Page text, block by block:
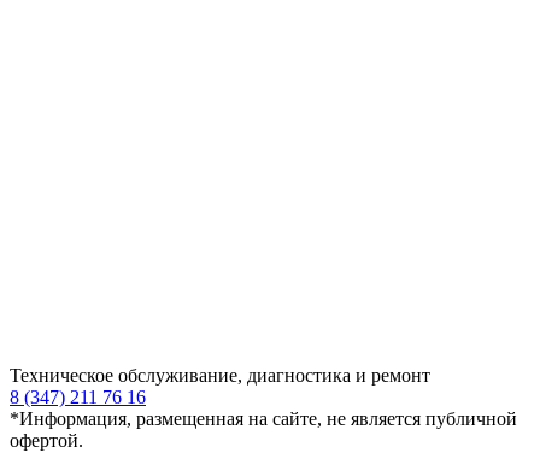
Техническое обслуживание, диагностика и ремонт
8 (347) 211 76 16
*Информация, размещенная на сайте, не является публичной
офертой.